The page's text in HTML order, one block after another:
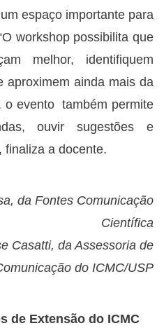
espaço importante para
workshop possibilita que
melhor, identifiquem
ainda mais da
o evento também permite
ouvir sugestões e
finaliza a docente.
da Fontes Comunicação
Científica
Casatti, da Assessoria de
do ICMC/USP
de Extensão do ICMC